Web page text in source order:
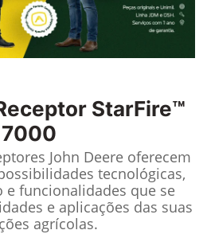
StarFire™
7000
John Deere oferecem
tecnológicas,
e funcionalidades que se
e aplicações das suas
agrícolas.